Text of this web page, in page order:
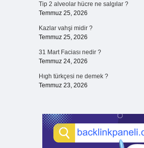
Tip 2 alveolar hücre ne salgılar ?
Temmuz 25, 2026
Kazlar vahşi midir ?
Temmuz 25, 2026
31 Mart Faciası nedir ?
Temmuz 24, 2026
Hıgh türkçesi ne demek ?
Temmuz 23, 2026